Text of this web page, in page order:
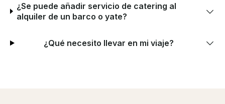
¿Se puede añadir servicio de catering al
alquiler de un barco o yate?
¿Qué necesito llevar en mi viaje?